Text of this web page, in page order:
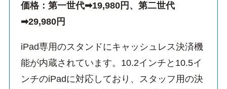
価格：第一世代➡19,980円、第二世代
➡29,980円
iPad専用のスタンドにキャッシュレス決済機
能が内蔵されています。10.2インチと10.5イ
ンチのiPadに対応しており、スタッフ用の決